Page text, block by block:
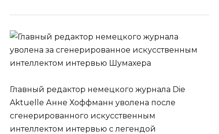
Главный редактор немецкого журнала Die
Aktuelle Анне Хоффманн уволена после
сгенерированного искусственным
интеллектом интервью с легендой